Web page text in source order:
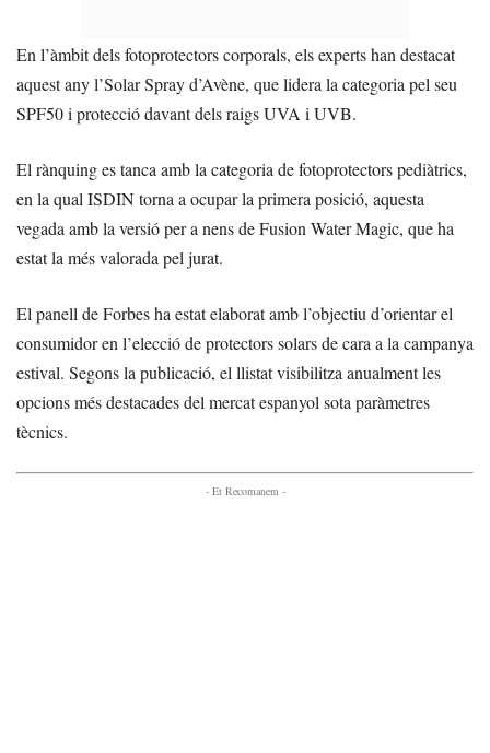
En l’àmbit dels fotoprotectors corporals, els experts han destacat
aquest any l’Solar Spray d’Avène, que lidera la categoria pel seu
SPF50 i protecció davant dels raigs UVA i UVB.
El rànquing es tanca amb la categoria de fotoprotectors pediàtrics,
en la qual ISDIN torna a ocupar la primera posició, aquesta
vegada amb la versió per a nens de Fusion Water Magic, que ha
estat la més valorada pel jurat.
El panell de Forbes ha estat elaborat amb l’objectiu d’orientar el
consumidor en l’elecció de protectors solars de cara a la campanya
estival. Segons la publicació, el llistat visibilitza anualment les
opcions més destacades del mercat espanyol sota paràmetres
tècnics.
- Et Recomanem -